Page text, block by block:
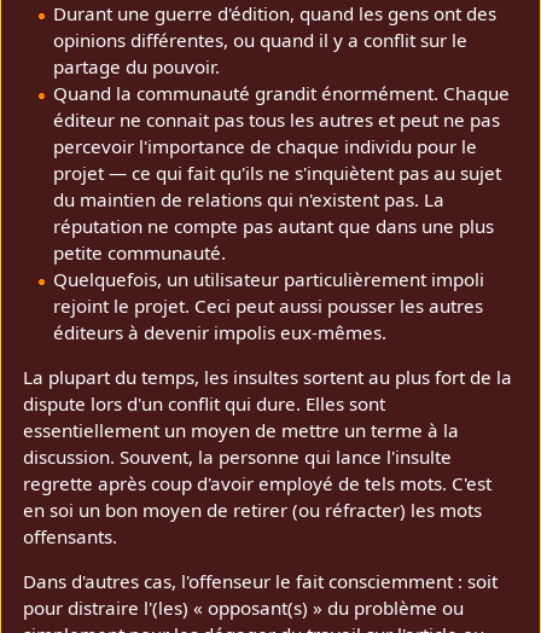
Durant une guerre d'édition, quand les gens ont des
opinions différentes, ou quand il y a conflit sur le
partage du pouvoir.
Quand la communauté grandit énormément. Chaque
éditeur ne connait pas tous les autres et peut ne pas
percevoir l'importance de chaque individu pour le
projet — ce qui fait qu'ils ne s'inquiètent pas au sujet
du maintien de relations qui n'existent pas. La
réputation ne compte pas autant que dans une plus
petite communauté.
Quelquefois, un utilisateur particulièrement impoli
rejoint le projet. Ceci peut aussi pousser les autres
éditeurs à devenir impolis eux-mêmes.
La plupart du temps, les insultes sortent au plus fort de la
dispute lors d'un conflit qui dure. Elles sont
essentiellement un moyen de mettre un terme à la
discussion. Souvent, la personne qui lance l'insulte
regrette après coup d'avoir employé de tels mots. C'est
en soi un bon moyen de retirer (ou réfracter) les mots
offensants.
Dans d'autres cas, l'offenseur le fait consciemment : soit
pour distraire l'(les) « opposant(s) » du problème ou